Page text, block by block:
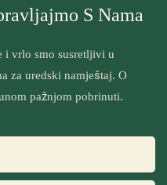
S Nama
i vrlo smo susretljivi u
za uredski namještaj. O
pažnjom pobrinuti.